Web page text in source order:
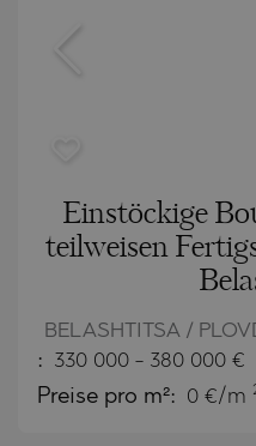
Einstöckige
teilweisen
BELASHTITSA /
: 330 000 - 380 000 €
Preise pro m²: 0 €/m